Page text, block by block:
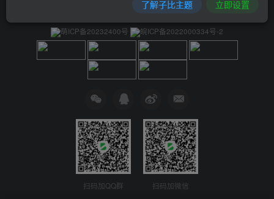
萌ICP备20232400号 皖ICP备2022000334号-2
扫码加QQ群 扫码加微信
了解子比主题 立即设置